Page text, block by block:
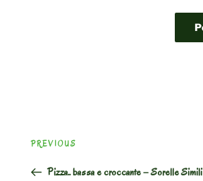
navigation
Previous
Post
PREVIOUS
Pizza.. bassa e croccante – Sorelle Simili